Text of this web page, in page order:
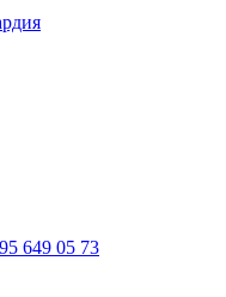
649 05 73